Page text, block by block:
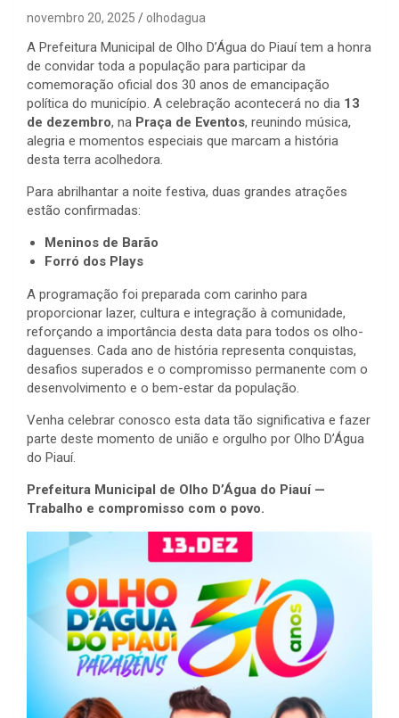
novembro 20, 2025 olhodagua
A Prefeitura Municipal de Olho D’Água do Piauí tem a honra
de convidar toda a população para participar da
comemoração oficial dos 30 anos de emancipação
política do município. A celebração acontecerá no dia 13
de dezembro, na Praça de Eventos, reunindo música,
alegria e momentos especiais que marcam a história
desta terra acolhedora.
Para abrilhantar a noite festiva, duas grandes atrações
estão confirmadas:
Meninos de Barão
Forró dos Plays
A programação foi preparada com carinho para
proporcionar lazer, cultura e integração à comunidade,
reforçando a importância desta data para todos os olho-
daguenses. Cada ano de história representa conquistas,
desafios superados e o compromisso permanente com o
desenvolvimento e o bem-estar da população.
Venha celebrar conosco esta data tão significativa e fazer
parte deste momento de união e orgulho por Olho D’Água
do Piauí.
Prefeitura Municipal de Olho D’Água do Piauí —
Trabalho e compromisso com o povo.